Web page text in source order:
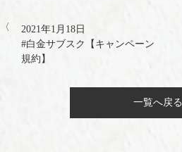
2021年1月18日
#白金サブスク【キャンペーン
規約】
一覧へ戻る